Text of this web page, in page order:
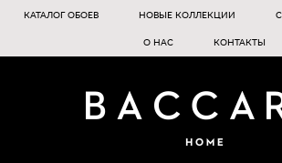
КАТАЛОГ ОБОЕВ НОВЫЕ КОЛЛЕКЦИИ
О НАС КОНТАКТЫ